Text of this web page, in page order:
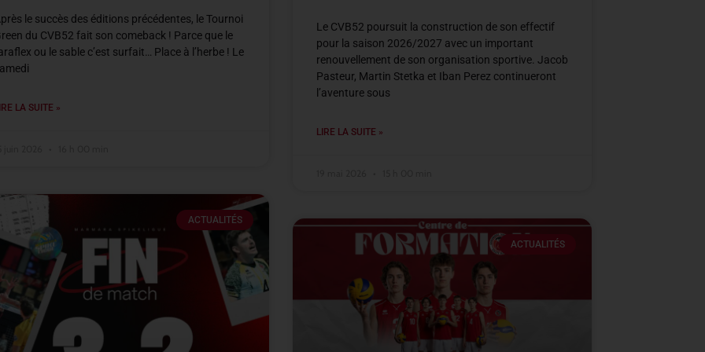
le succès des éditions précédentes, le Tournoi
du CVB52 fait son comeback ! Parce que le
ou le sable c’est surfait… Place à l’herbe ! Le
LA SUITE »
Le CVB52 poursuit la construction de son effectif
pour la saison 2026/2027 avec un important
renouvellement de son organisation sportive. Jacob
Pasteur, Martin Stetka et Iban Perez continueront
l’aventure sous
LIRE LA SUITE »
ACTUALITÉS
ACTUALITÉS